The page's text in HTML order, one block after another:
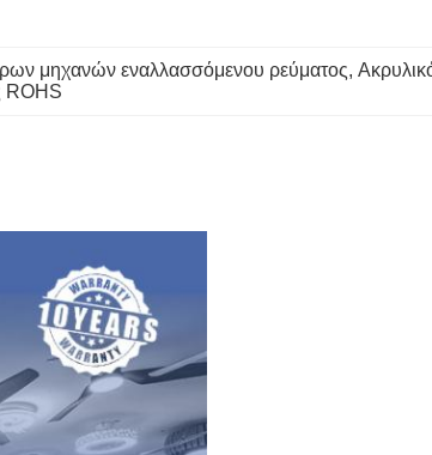
μηχανών εναλλασσόμενου ρεύματος,
ROHS